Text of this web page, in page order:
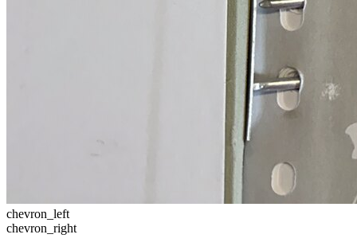
chevron_left
chevron_right